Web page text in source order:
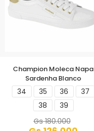
Champion Moleca Napa
Sardenha Blanco
34 35 36
37
38
39
Gs180.000